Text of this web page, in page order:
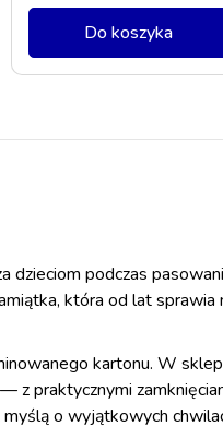
Do koszyka
dzieciom podczas
która od lat sprawia
kartonu. W
praktycznymi
o wyjątkowych